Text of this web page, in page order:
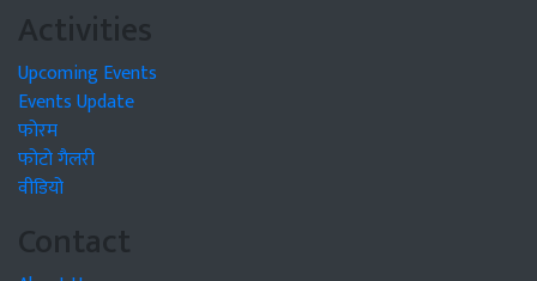
Activities
Upcoming Events
Events Update
फोरम
फोटो गैलरी
वीडियो
Contact